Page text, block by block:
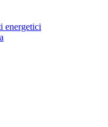
energetici